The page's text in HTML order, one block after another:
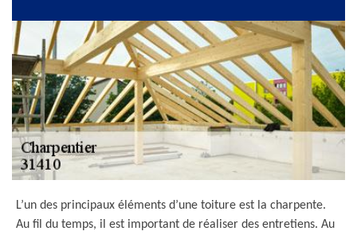
L’un des principaux éléments d’une toiture est la charpente.
Au fil du temps, il est important de réaliser des entretiens. Au